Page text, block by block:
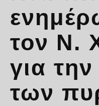
τον Ν.
για την
των